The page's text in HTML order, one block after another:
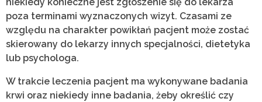
niekiedy konieczne jest zgłoszenie się do lekarza
poza terminami wyznaczonych wizyt. Czasami ze
względu na charakter powikłań pacjent może zostać
skierowany do lekarzy innych specjalności, dietetyka
lub psychologa.
W trakcie leczenia pacjent ma wykonywane badania
krwi oraz niekiedy inne badania, żeby określić czy